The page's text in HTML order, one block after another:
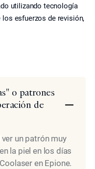
utilizando tecnología
esfuerzos de revisión,
o patrones
de
un patrón muy
la piel en los días
en Epione.